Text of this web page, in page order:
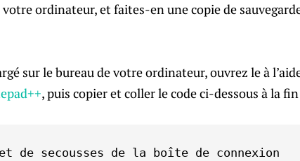
ordinateur, et faites-en une copie de
sur le bureau de votre ordinateur, ouvrez le à
, puis copier et coller le code ci-dessous à la
de secousses de la boîte de connexion